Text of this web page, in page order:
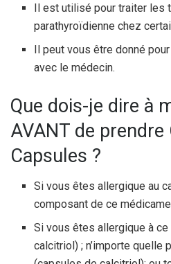
Il est utilisé pour traiter les
parathyroïdienne chez
Il peut vous être donné
avec le médecin.
Que dois-je dire à
AVANT de prendre
Capsules ?
Si vous êtes allergique au
composant de ce
Si vous êtes allergique à
calcitriol) ; n’importe quelle